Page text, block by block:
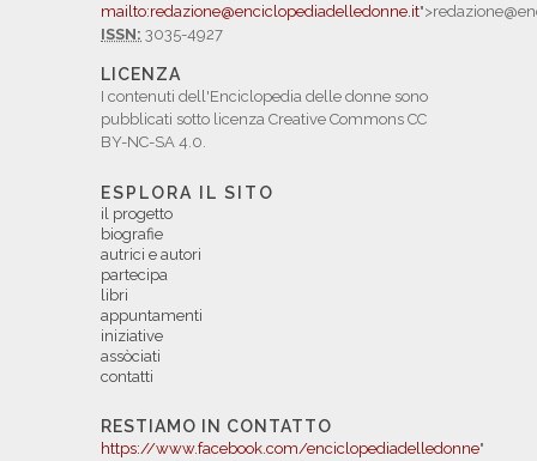
mailto:redazione@enciclopediadelledonne.it
ISSN: 3035-4927
LICENZA
I contenuti dell'Enciclopedia delle donne sono
pubblicati sotto licenza Creative Commons CC
BY-NC-SA 4.0.
ESPLORA IL SITO
il progetto
biografie
autrici e autori
partecipa
libri
appuntamenti
iniziative
assòciati
contatti
RESTIAMO IN CONTATTO
https://www.facebook.com/enciclopediadelledonne"